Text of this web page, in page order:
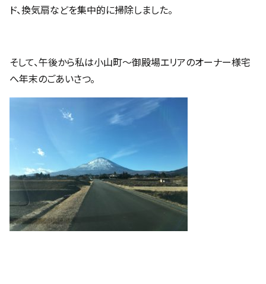
ド、換気扇などを集中的に掃除しました。
そして、午後から私は小山町～御殿場エリアのオーナー様宅
へ年末のごあいさつ。